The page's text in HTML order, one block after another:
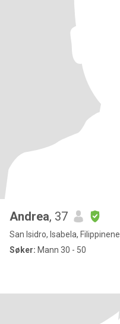
Andrea, 37
San Isidro, Isabela, Filippinene
Søker: Mann 30 - 50